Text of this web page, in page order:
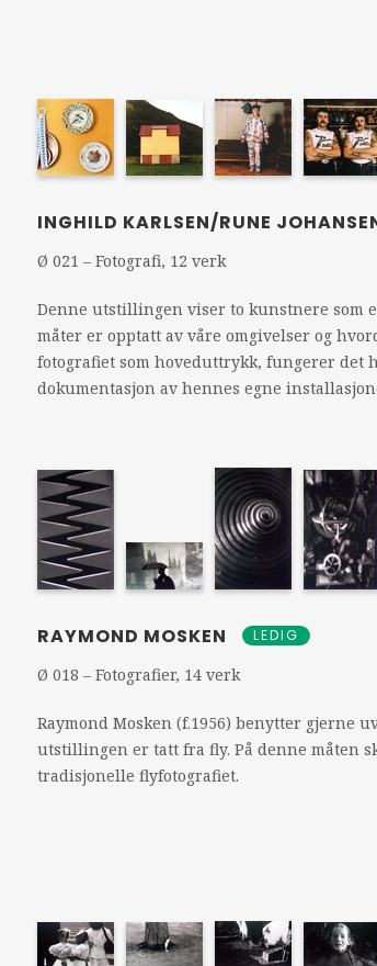
INGHILD KARLSEN/RUNE
Ø 021 – Fotografi, 12 verk
Denne utstillingen viser to kunstnere som
måter er opptatt av våre omgivelser og
fotografiet som hoveduttrykk, fungerer det
dokumentasjon av hennes egne
RAYMOND MOSKEN LEDIG
Ø 018 – Fotografier, 14 verk
Raymond Mosken (f.1956) benytter gjerne
utstillingen er tatt fra fly. På denne måten
tradisjonelle flyfotografiet.